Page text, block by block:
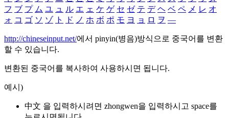
フ ブ プ ム ユ ュ ル エ ェ ケ ゲ セ ゼ テ デ ヘ ベ ペ メ レ オ
ォ コ ゴ ソ ゾ ト ド ノ ホ ボ ポ モ ヨ ョ ロ ヲ ―
http://chineseinput.net/에서 pinyin(병음)방식으로 중국어를 변환
할 수 있습니다.
변환된 중국어를 복사하여 사용하시면 됩니다.
예시)
中文 을 입력하시려면 zhongwen을 입력하시고 space를